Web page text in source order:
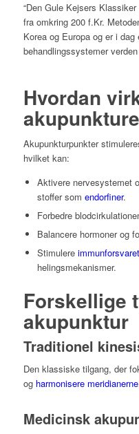
“Den Gule Kejsers
fra omkring 200 f.Kr.
Korea og Europa og er i
behandlingssystemer
Hvordan
Akupunkturpunkter
hvilket kan:
Aktivere nervesystemet
stoffer som endorfiner.
Forbedre
Balancere hormoner og
Stimulere immunforsvaret
helingsmekanismer.
Forskellige
akupunktur
Traditionel
Den klassiske tilgang, der
og harmonisere meridianerne
Medicinsk